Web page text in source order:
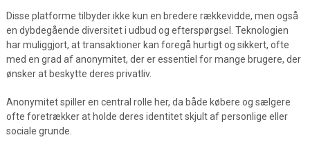
Disse platforme tilbyder ikke kun en bredere rækkevidde, men også
en dybdegående diversitet i udbud og efterspørgsel. Teknologien
har muliggjort, at transaktioner kan foregå hurtigt og sikkert, ofte
med en grad af anonymitet, der er essentiel for mange brugere, der
ønsker at beskytte deres privatliv.
Anonymitet spiller en central rolle her, da både købere og sælgere
ofte foretrækker at holde deres identitet skjult af personlige eller
sociale grunde.